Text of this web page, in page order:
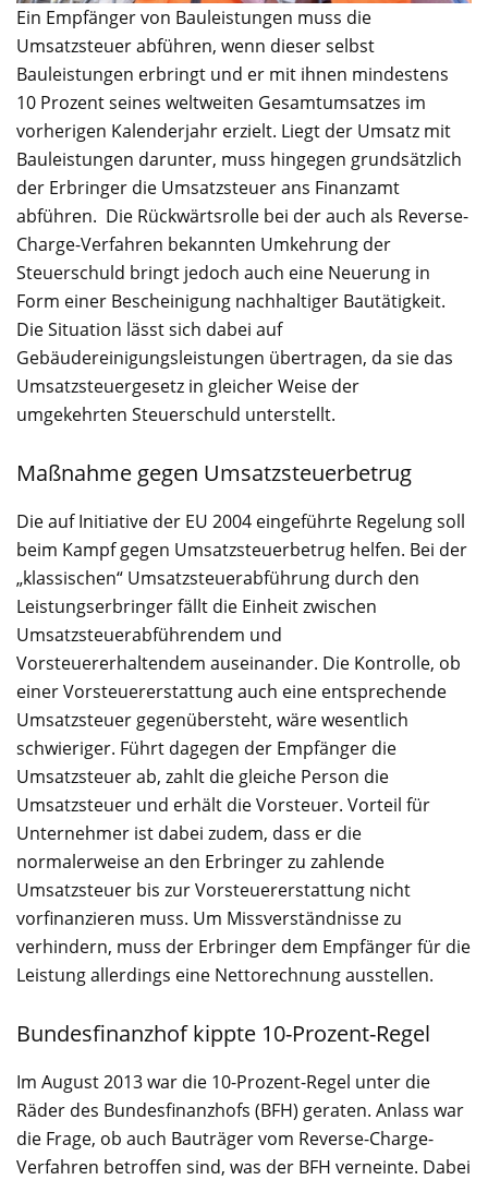
Ein Empfänger von Bauleistungen muss die
Umsatzsteuer abführen, wenn dieser selbst
Bauleistungen erbringt und er mit ihnen mindestens
10 Prozent seines weltweiten Gesamtumsatzes im
vorherigen Kalenderjahr erzielt. Liegt der Umsatz mit
Bauleistungen darunter, muss hingegen grundsätzlich
der Erbringer die Umsatzsteuer ans Finanzamt
abführen. Die Rückwärtsrolle bei der auch als Reverse-
Charge-Verfahren bekannten Umkehrung der
Steuerschuld bringt jedoch auch eine Neuerung in
Form einer Bescheinigung nachhaltiger Bautätigkeit.
Die Situation lässt sich dabei auf
Gebäudereinigungsleistungen übertragen, da sie das
Umsatzsteuergesetz in gleicher Weise der
umgekehrten Steuerschuld unterstellt.
Maßnahme gegen Umsatzsteuerbetrug
Die auf Initiative der EU 2004 eingeführte Regelung soll
beim Kampf gegen Umsatzsteuerbetrug helfen. Bei der
„klassischen“ Umsatzsteuerabführung durch den
Leistungserbringer fällt die Einheit zwischen
Umsatzsteuerabführendem und
Vorsteuererhaltendem auseinander. Die Kontrolle, ob
einer Vorsteuererstattung auch eine entsprechende
Umsatzsteuer gegenübersteht, wäre wesentlich
schwieriger. Führt dagegen der Empfänger die
Umsatzsteuer ab, zahlt die gleiche Person die
Umsatzsteuer und erhält die Vorsteuer. Vorteil für
Unternehmer ist dabei zudem, dass er die
normalerweise an den Erbringer zu zahlende
Umsatzsteuer bis zur Vorsteuererstattung nicht
vorfinanzieren muss. Um Missverständnisse zu
verhindern, muss der Erbringer dem Empfänger für die
Leistung allerdings eine Nettorechnung ausstellen.
Bundesfinanzhof kippte 10-Prozent-Regel
Im August 2013 war die 10-Prozent-Regel unter die
Räder des Bundesfinanzhofs (BFH) geraten. Anlass war
die Frage, ob auch Bauträger vom Reverse-Charge-
Verfahren betroffen sind, was der BFH verneinte. Dabei